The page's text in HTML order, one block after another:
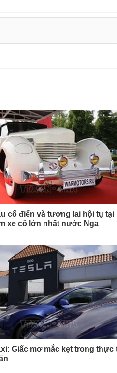
cổ điển và tương lai hội tụ tại
xe cổ lớn nhất nước Nga
Giấc mơ mắc kẹt trong thực